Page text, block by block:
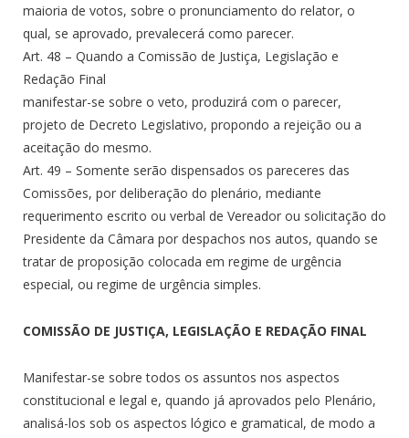
maioria de votos, sobre o pronunciamento do relator, o
qual, se aprovado, prevalecerá como parecer.
Art. 48 – Quando a Comissão de Justiça, Legislação e
Redação Final
manifestar-se sobre o veto, produzirá com o parecer,
projeto de Decreto Legislativo, propondo a rejeição ou a
aceitação do mesmo.
Art. 49 – Somente serão dispensados os pareceres das
Comissões, por deliberação do plenário, mediante
requerimento escrito ou verbal de Vereador ou solicitação do
Presidente da Câmara por despachos nos autos, quando se
tratar de proposição colocada em regime de urgência
especial, ou regime de urgência simples.
COMISSÃO DE JUSTIÇA, LEGISLAÇÃO E REDAÇÃO FINAL
Manifestar-se sobre todos os assuntos nos aspectos
constitucional e legal e, quando já aprovados pelo Plenário,
analisá-los sob os aspectos lógico e gramatical, de modo a